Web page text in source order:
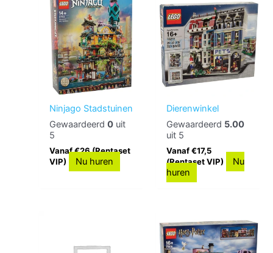
Ninjago Stadstuinen
Gewaardeerd0 uit
5
Vanaf €26 (Rentaset
VIP)
Nu huren
Dierenwinkel
Gewaardeerd 5.00
uit 5
Vanaf €17,5
(Rentaset VIP)
Nu
huren